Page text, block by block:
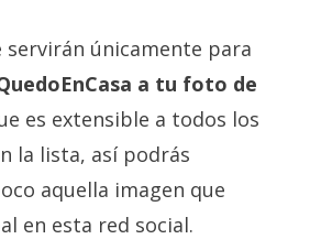
servirán únicamente para
a tu foto de
es extensible a todos los
la lista, así podrás
aquella imagen que
en esta red social.